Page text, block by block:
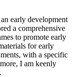
early development
a comprehensive
to promote early
for early
with a specific
I am keenly